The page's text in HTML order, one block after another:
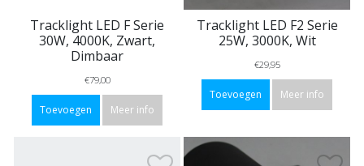
Tracklight LED F Serie
30W, 4000K, Zwart,
Dimbaar
€79,00
Toevoegen Meer info
Tracklight LED F2 Serie
25W, 3000K, Wit
€29,95
Toevoegen Meer info